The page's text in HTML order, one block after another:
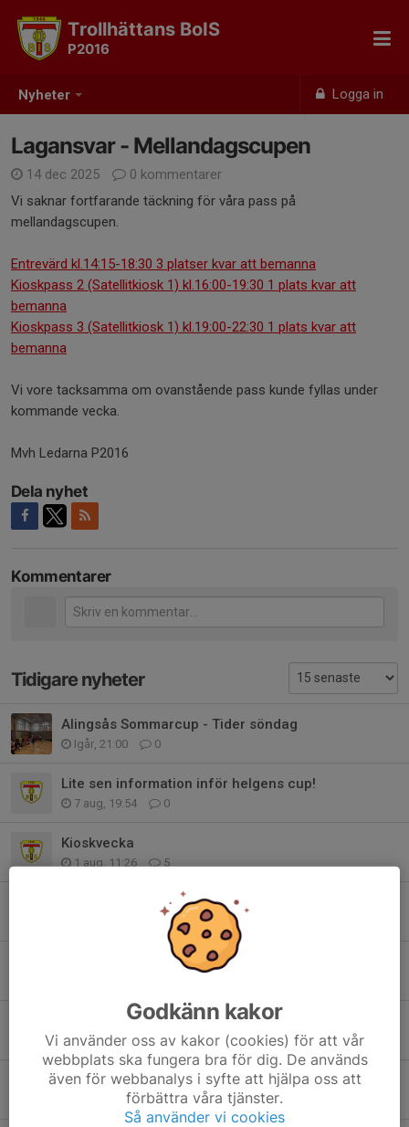
Nyheter Logga in
Trollhättans BoIS
P2016
Lagansvar - Mellandagscupen
14 dec 2025
0 kommentarer
Vi saknar fortfarande täckning för våra pass på
mellandagscupen.
Entrevärd kl.14:15-18:30 3 platser kvar att bemanna
Kioskpass 2 (Satellitkiosk 1) kl.16:00-19:30 1 plats kvar att
bemanna
Kioskpass 3 (Satellitkiosk 1) kl.19:00-22:30 1 plats kvar att
bemanna
Vi vore tacksamma om ovanstående pass kunde fyllas under
kommande vecka.
Mvh Ledarna P2016
Dela nyhet
Kommentarer
Tidigare nyheter
Alingsås Sommarcup - Tider söndag
Igår, 21:00 0
Lite sen information inför helgens cup!
7 aug, 19:54 0
Kioskvecka
1 aug, 11:26 5
Åse Viste Cup - Spelschema och info
Åse Viste Cup 13/6
27 maj, 19:20 0
20 maj, 12:35 0
Godkänn kakor
Vi använder oss av kakor (cookies) för att vår
webbplats ska fungera bra för dig. De används
även för webbanalys i syfte att hjälpa oss att
förbättra våra tjänster.
Så använder vi cookies